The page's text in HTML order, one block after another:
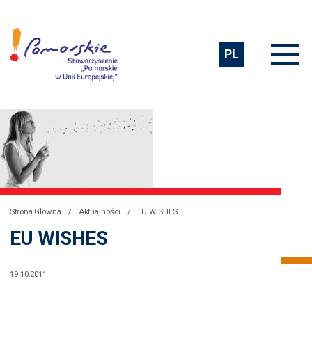
PL
Strona Główna Aktualności EU WISHES
EU WISHES
19.10.2011